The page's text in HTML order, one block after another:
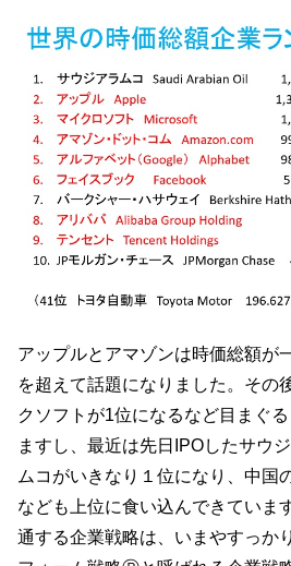
アップルとアマゾンは時価総額が
を超えて話題になりました。その
クソフトが1位になるなど目まぐ
ますし、最近は先日IPOしたサウ
ムコがいきなり１位になり、中国
なども上位に食い込んできていま
通する企業戦略は、いまやすっか